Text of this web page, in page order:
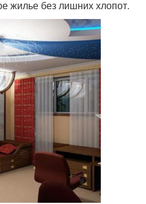
жилье без лишних хлопот.